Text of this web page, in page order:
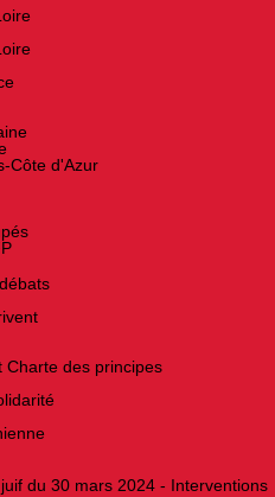
Côte d'Azur
Charte des principes
du 30 mars 2024 - Interventions